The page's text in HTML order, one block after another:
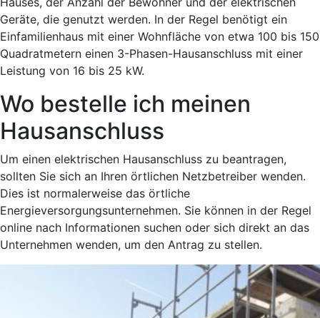
Geräte, die genutzt werden. In der Regel benötigt ein
Einfamilienhaus mit einer Wohnfläche von etwa 100 bis 150
Quadratmetern einen 3-Phasen-Hausanschluss mit einer
Leistung von 16 bis 25 kW.
Wo bestelle ich meinen
Hausanschluss
Um einen elektrischen Hausanschluss zu beantragen,
sollten Sie sich an Ihren örtlichen Netzbetreiber wenden.
Dies ist normalerweise das örtliche
Energieversorgungsunternehmen. Sie können in der Regel
online nach Informationen suchen oder sich direkt an das
Unternehmen wenden, um den Antrag zu stellen.